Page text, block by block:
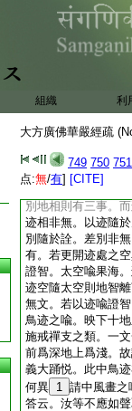
組織 利
大方廣佛華嚴經疏
749 750 751
点:無/有] [CITE]
説聞。若説若聽心
教如空攝迹。令名
是證智之名等故。
可説聞。後明細相
非無地智。空處之
句字身。以有鳥行
地智名句字身。即
故。證尚不無況於
可示。以迹攝空空
教不可示。以教攝
爾。若欲開鳥異迹
別地相則有三事。
迹相非無。以迹隨
別隨於詮。差別非
有。若更開迹處之
證智。太空喩果海
迹空隨太空則地智
無文。若以迹喩證
鳥迹之喩。映下十
施戒禪支之類。一
前爲深地上爲淺。
義大踊悦。此中鳥
何異 1 請中風畫之
答云。汝等不應如